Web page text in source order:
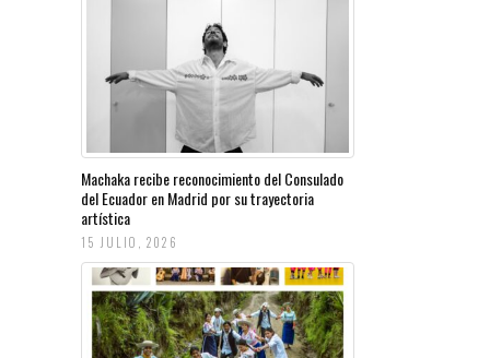
Machaka recibe reconocimiento del Consulado
del Ecuador en Madrid por su trayectoria
artística
15 JULIO, 2026